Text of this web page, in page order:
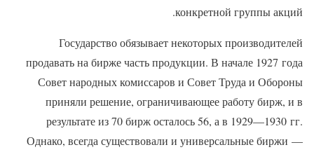
конкретной группы акций.
Государство обязывает некоторых производителей
продавать на бирже часть продукции. В начале 1927 года
Совет народных комиссаров и Совет Труда и Обороны
приняли решение, ограничивающее работу бирж, и в
результате из 70 бирж осталось 56, а в 1929—1930 гг.
Однако, всегда существовали и универсальные биржи —